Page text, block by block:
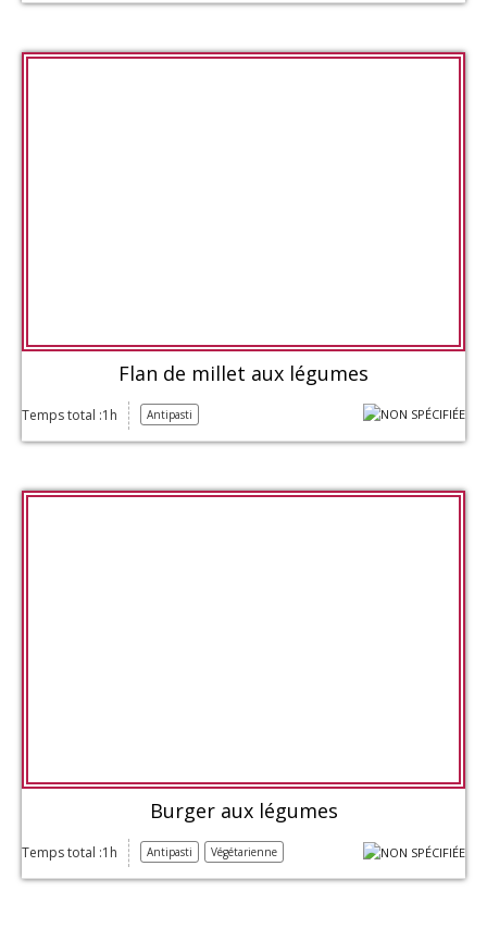
Flan de millet aux légumes
Temps total :1h Antipasti
Burger aux légumes
Temps total :1h Antipasti Végétarienne